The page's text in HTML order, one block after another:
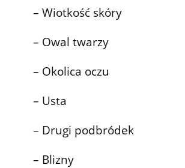
– Wiotkość skóry
– Owal twarzy
– Okolica oczu
– Usta
– Drugi podbródek
– Blizny